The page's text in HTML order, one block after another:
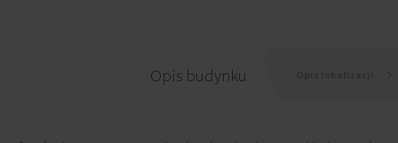
Opis budynku